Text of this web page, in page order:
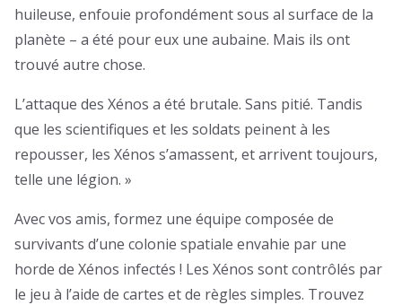
huileuse, enfouie profondément sous al surface de la
planète – a été pour eux une aubaine. Mais ils ont
trouvé autre chose.
L’attaque des Xénos a été brutale. Sans pitié. Tandis
que les scientifiques et les soldats peinent à les
repousser, les Xénos s’amassent, et arrivent toujours,
telle une légion. »
Avec vos amis, formez une équipe composée de
survivants d’une colonie spatiale envahie par une
horde de Xénos infectés ! Les Xénos sont contrôlés par
le jeu à l’aide de cartes et de règles simples. Trouvez